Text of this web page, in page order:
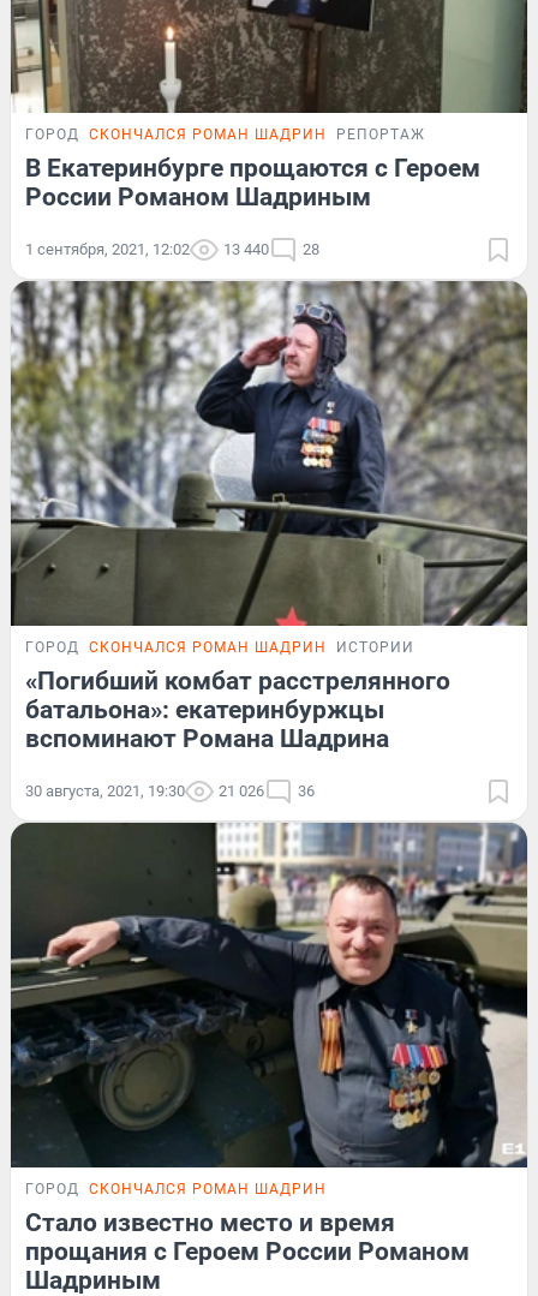
ГОРОД СКОНЧАЛСЯ РОМАН ШАДРИН РЕПОРТАЖ
В Екатеринбурге прощаются с Героем
России Романом Шадриным
1 сентября, 2021, 12:02 13 440 28
ГОРОД СКОНЧАЛСЯ РОМАН ШАДРИН ИСТОРИИ
«Погибший комбат расстрелянного
батальона»: екатеринбуржцы
вспоминают Романа Шадрина
30 августа, 2021, 19:30 21 026 36
ГОРОД СКОНЧАЛСЯ РОМАН ШАДРИН
Стало известно место и время
прощания с Героем России Романом
Шадриным